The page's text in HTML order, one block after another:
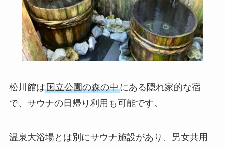
松川館は国立公園の森の中にある隠れ家的な宿
で、サウナの日帰り利用も可能です。
温泉大浴場とは別にサウナ施設があり、男女共用